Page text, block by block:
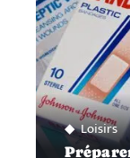
Loisirs